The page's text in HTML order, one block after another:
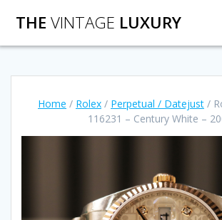
al
THE VINTAGE LUXURY
Home / Rolex / Perpetual / Datejust /
116231 – Century White –